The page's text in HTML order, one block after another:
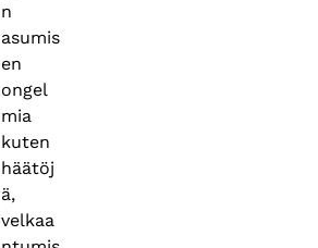
n
asumis
en
ongel
mia
kuten
häätöj
ä,
velkaa